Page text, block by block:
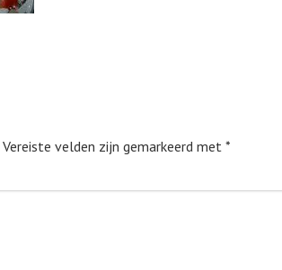
Vereiste velden zijn gemarkeerd met *